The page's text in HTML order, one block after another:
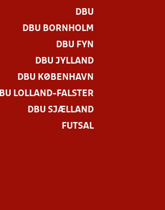
DBU
DBU BORNHOLM
DBU FYN
DBU JYLLAND
DBU KØBENHAVN
LOLLAND-FALSTER
DBU SJÆLLAND
FUTSAL